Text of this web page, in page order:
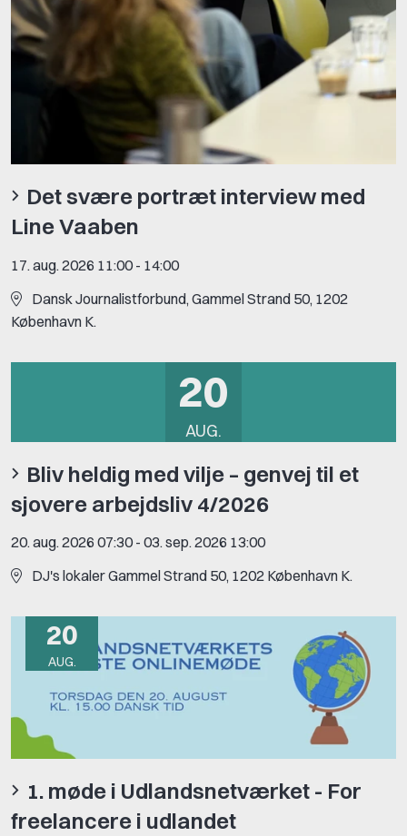
Det svære portræt interview med
Line Vaaben
17. aug. 2026 11:00 - 14:00
Dansk Journalistforbund, Gammel Strand 50, 1202
København K.
20
AUG.
Bliv heldig med vilje – genvej til et
sjovere arbejdsliv 4/2026
20. aug. 2026 07:30 - 03. sep. 2026 13:00
DJ's lokaler Gammel Strand 50, 1202 København K.
20
AUG.
1. møde i Udlandsnetværket - For
freelancere i udlandet